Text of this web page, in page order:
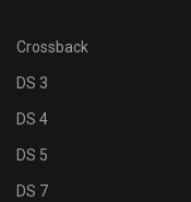
Crossback
DS 3
DS 4
DS 5
DS 7